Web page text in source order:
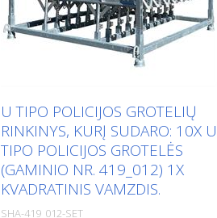
U TIPO POLICIJOS GROTELIŲ
RINKINYS, KURĮ SUDARO: 10X U
TIPO POLICIJOS GROTELĖS
(GAMINIO NR. 419_012) 1X
KVADRATINIS VAMZDIS.
SHA-419_012-SET